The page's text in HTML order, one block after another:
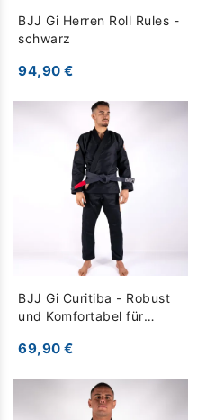
BJJ Gi Herren Roll Rules -
schwarz
94,90 €
BJJ Gi Curitiba - Robust
und Komfortabel für
69,90 €